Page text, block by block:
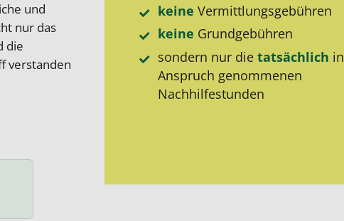
und
nur das
die
verstanden
keine Vermittlungs­gebühren
keine Grund­gebühren
sondern nur die tatsächlich in
Anspruch genommenen
Nachhilfe­stunden